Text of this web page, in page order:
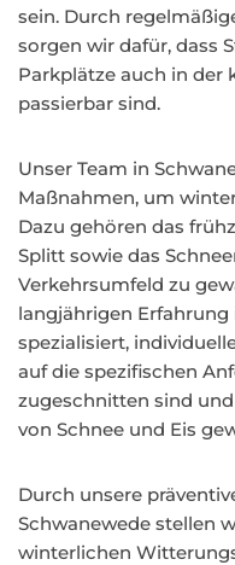
sein. Durch
sorgen wir dafür, dass
Parkplätze auch in der
passierbar sind.
Unser Team in
Maßnahmen, um
Dazu gehören das
Splitt sowie das
Verkehrsumfeld zu
langjährigen
spezialisiert,
auf die spezifischen
zugeschnitten sind
von Schnee und Eis
Durch unsere
Schwanewede stellen
winterlichen